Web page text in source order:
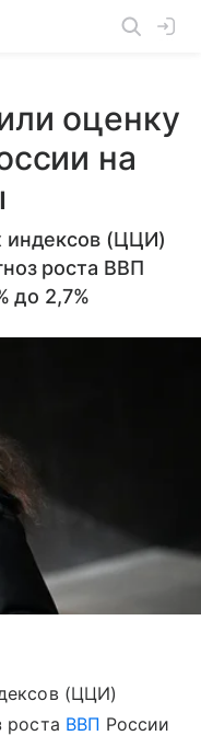
оценку
на
индексов (ЦЦИ)
роста ВВП
до 2,7%
(ЦЦИ)
роста ВВП России